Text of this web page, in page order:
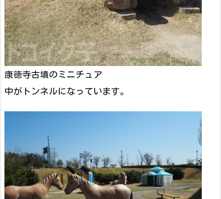
康徳寺古墳のミニチュア
中がトンネルになっています。